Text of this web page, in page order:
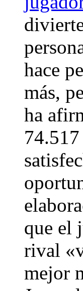
hace
más,
ha
que el
rival
mejor